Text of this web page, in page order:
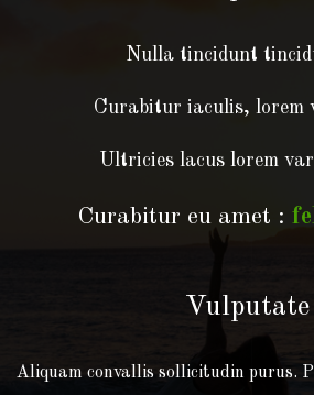
Nulla tincidunt
Curabitur iaculis, lorem
Ultricies lacus lorem
Curabitur eu amet :
Vulputate
Aliquam convallis sollicitudin purus.